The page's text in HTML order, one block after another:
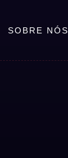
SOBRE NÓS